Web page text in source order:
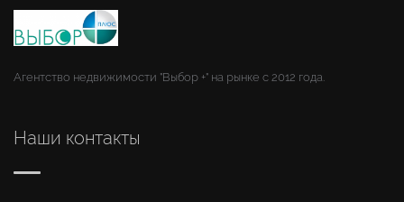
Агентство недвижимости "Выбор +" на рынке с 2012 года.
Наши контакты